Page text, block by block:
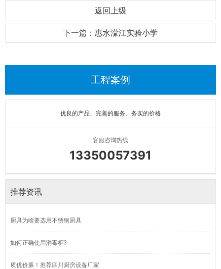
返回上级
下一篇：惠水濛江实验小学
工程案例
优良的产品、完善的服务、务实的价格
客服咨询热线
13350057391
推荐资讯
厨具为啥要选用不锈钢厨具
如何正确使用消毒柜?
质优价廉！推荐四川厨房设备厂家